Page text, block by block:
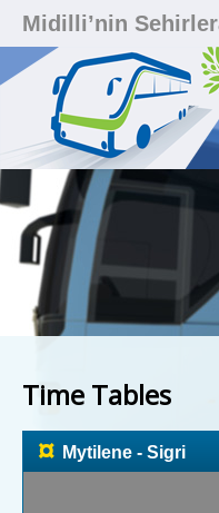
Midilli’nin
Time Tables
¤ Mytilene - Sigri